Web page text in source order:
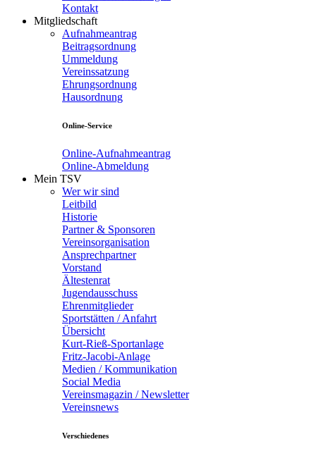
Kontakt
Mitgliedschaft
Aufnahmeantrag
Beitragsordnung
Ummeldung
Vereinssatzung
Ehrungsordnung
Hausordnung
Online-Service
Online-Aufnahmeantrag
Online-Abmeldung
Mein TSV
Wer wir sind
Leitbild
Historie
Partner & Sponsoren
Vereinsorganisation
Ansprechpartner
Vorstand
Ältestenrat
Jugendausschuss
Ehrenmitglieder
Sportstätten / Anfahrt
Übersicht
Kurt-Rieß-Sportanlage
Fritz-Jacobi-Anlage
Medien / Kommunikation
Social Media
Vereinsmagazin / Newsletter
Vereinsnews
Verschiedenes